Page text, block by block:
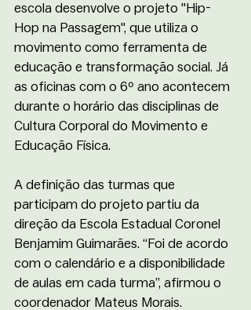
escola desenvolve o projeto "Hip-
Hop na Passagem", que utiliza o
movimento como ferramenta de
educação e transformação social. Já
as oficinas com o 6º ano acontecem
durante o horário das disciplinas de
Cultura Corporal do Movimento e
Educação Física.
A definição das turmas que
participam do projeto partiu da
direção da Escola Estadual Coronel
Benjamim Guimarães. “Foi de acordo
com o calendário e a disponibilidade
de aulas em cada turma”, afirmou o
coordenador Mateus Morais.